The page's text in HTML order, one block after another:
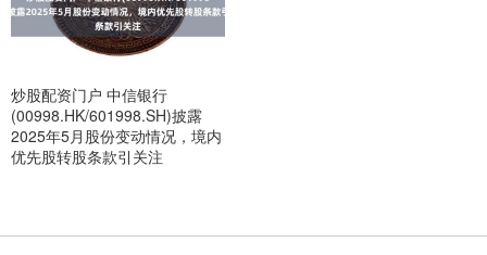
炒股配资门户 中信银行
(00998.HK/601998.SH)披露
2025年5月股份变动情况，境内
优先股转股条款引关注